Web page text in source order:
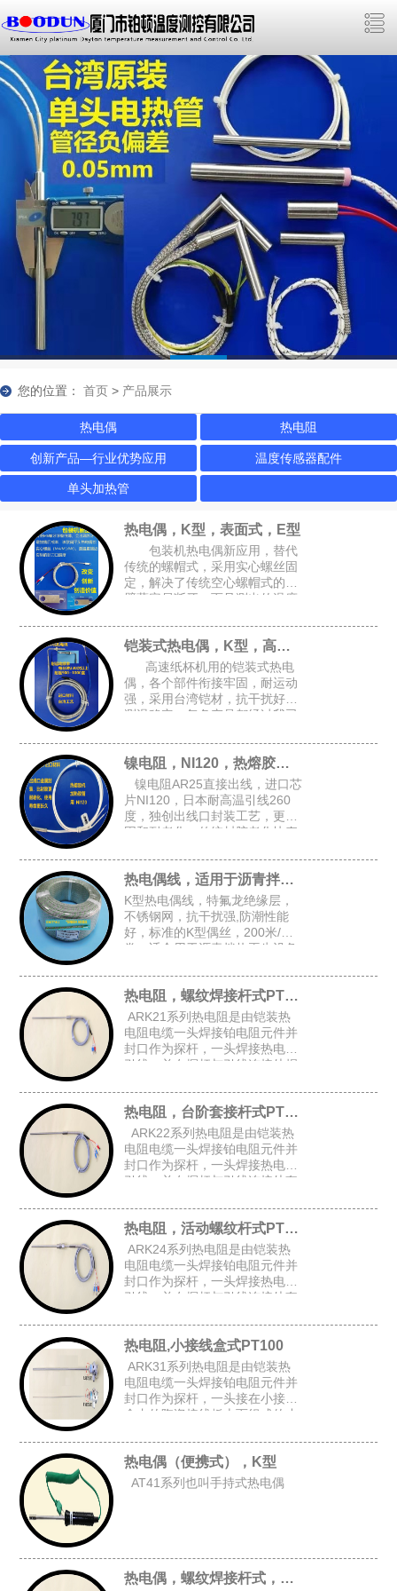
您的位置： 首页 > 产品展示
热电偶 热电阻
创新产品—行业优势应用 温度传感器配件
单头加热管
热电偶，K型，表面式，E型
包装机热电偶新应用，替代
传统的螺帽式，采用实心螺丝固
定，解决了传统空心螺帽式的牙
壁薄容易断牙，而且测出的温度
的锁孔，安装空间要求小，适合
包装设备的加热磨具，热封刀铠装式热电偶，K型，高速纸杯机K型偶
高速纸杯机用的铠装式热电
偶，各个部件衔接牢固，耐运动
强，采用台湾铠材，抗干扰好，
测温稳定，每条产品都经过我司
检测，确保每条产品都是完好的
才能出厂
镍电阻，NI120，热熔胶机胶管感温头
镍电阻AR25直接出线，进口芯
片NI120，日本耐高温引线260
度，独创出线口封装工艺，更牢
固和耐老化，传统封胶老化快寿
5*30，4*30
热电偶线，适用于沥青拌热再生设备
K型热电偶线，特氟龙绝缘层，
不锈钢网，抗干扰强,防潮性能
好，标准的K型偶丝，200米/
卷，适合用于沥青拌热再生设备
合
热电阻，螺纹焊接杆式PT100
ARK21系列热电阻是由铠装热
电阻电缆一头焊接铂电阻元件并
封口作为探杆，一头焊接热电阻
引线，并在探杆与引线连接处焊
纹焊接杆式铠装热电阻。
热电阻，台阶套接杆式PT100
ARK22系列热电阻是由铠装热
电阻电缆一头焊接铂电阻元件并
封口作为探杆，一头焊接热电阻
引线，并在探杆与引线连接处套
阶套接杆式铠装热电阻。
热电阻，活动螺纹杆式PT100
ARK24系列热电阻是由铠装热
电阻电缆一头焊接铂电阻元件并
封口作为探杆，一头焊接热电阻
引线，并在探杆与引线连接处套
上活动螺纹而组成的活动螺纹杆
式铠装热电阻。
热电阻,小接线盒式PT100
ARK31系列热电阻是由铠装热
电阻电缆一头焊接铂电阻元件并
封口作为探杆，一头接在小接线
盒内的陶瓷接线板上而组成的小
热电偶（便携式），K型
AT41系列也叫手持式热电偶
热电偶，螺纹焊接杆式，K型